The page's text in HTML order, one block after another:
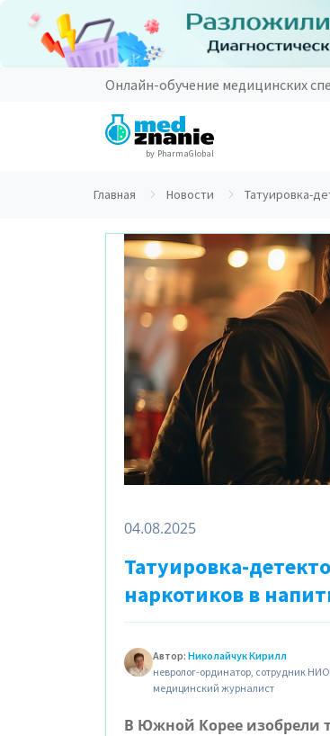
Онлайн-обучение медицинских
by PharmaGlobal
Главная Новости Татуировка-
04.08.2025
Татуировка-
наркотиков в
Автор: Николайчук Кирилл
невролог-ординатор, сотрудник
медицинский журналист
В Южной Корее изобрели